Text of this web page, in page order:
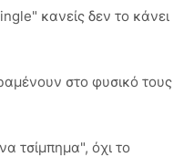
κανείς δεν το κάνει
στο φυσικό τους
τσίμπημα", όχι το